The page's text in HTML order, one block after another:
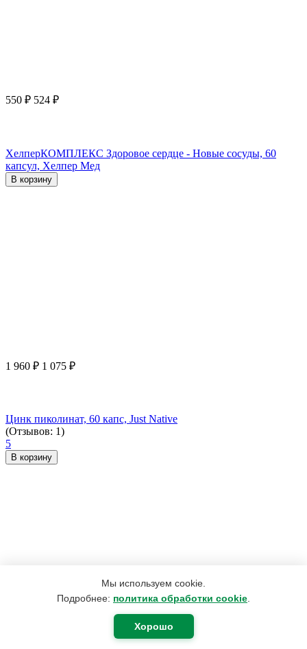
Мы используем cookie.
Подробнее: политика обработки cookie
Хорошо
550 ₽ 524 ₽
ХелперКОМПЛЕКС Здоровое сердце - Новые сосуды, 60
капсул, Хелпер Мед
В корзину
1 960 ₽ 1 075 ₽
Цинк пиколинат, 60 капс, Just Native
(Отзывов: 1)
5
В корзину